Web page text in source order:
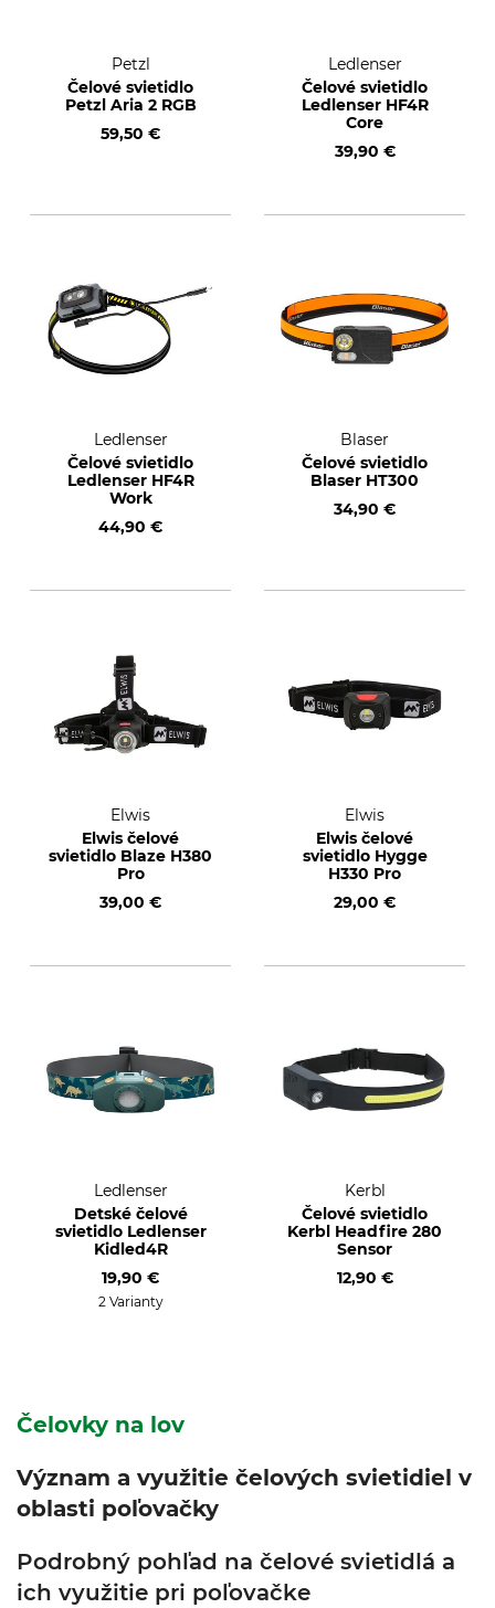
Petzl
Čelové svietidlo
Petzl Aria 2 RGB
59,50 €
Ledlenser
Čelové svietidlo
Ledlenser HF4R
Core
39,90 €
Ledlenser
Čelové svietidlo
Ledlenser HF4R
Work
44,90 €
Blaser
Čelové svietidlo
Blaser HT300
34,90 €
Elwis
Elwis čelové
svietidlo Blaze H380
Pro
39,00 €
Elwis
Elwis čelové
svietidlo Hygge
H330 Pro
29,00 €
Ledlenser
Detské čelové
svietidlo Ledlenser
Kidled4R
19,90 €
2 Varianty
Kerbl
Čelové svietidlo
Kerbl Headfire 280
Sensor
12,90 €
Čelovky na lov
Význam a využitie čelových svietidiel v
oblasti poľovačky
Podrobný pohľad na čelové svietidlá a
ich využitie pri poľovačke